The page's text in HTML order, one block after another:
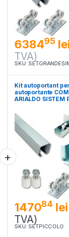
638495
TVA)
SKU:
Kit autoportant
autoportante
ARIALDO SISTEM
147084 lei
TVA)
SKU: SETPICCOLO